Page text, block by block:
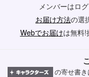
メンバーはロ
お届け方法の選
Webでお届けは無料!
の寄せ書